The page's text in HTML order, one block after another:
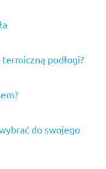
podłogi?
do swojego